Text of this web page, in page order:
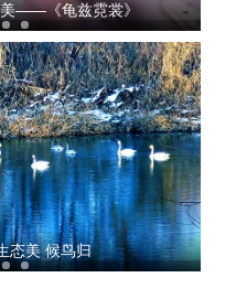
美——《龟兹霓裳》
鹅如约而至
态美 候鸟归